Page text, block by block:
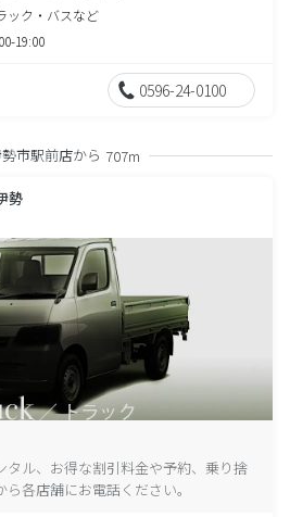
ック・バスなど
19:00
0596-24-0100
市駅前店から 707m
勢
タル、お得な割引料金や予約、乗り捨
各店舗にお電話ください。